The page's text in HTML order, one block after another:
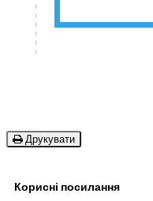
Друкувати
Корисні посилання